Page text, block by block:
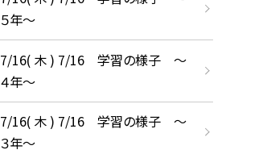
５年～
7/16( 木 ) 7/16 学習の様子 ～
４年～
7/16( 木 ) 7/16 学習の様子 ～
３年～